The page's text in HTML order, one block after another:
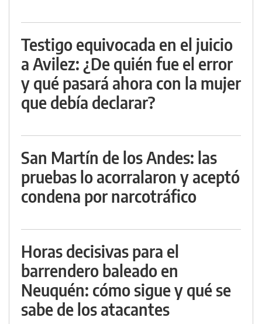
Testigo equivocada en el juicio
a Avilez: ¿De quién fue el error
y qué pasará ahora con la mujer
que debía declarar?
San Martín de los Andes: las
pruebas lo acorralaron y aceptó
condena por narcotráfico
Horas decisivas para el
barrendero baleado en
Neuquén: cómo sigue y qué se
sabe de los atacantes